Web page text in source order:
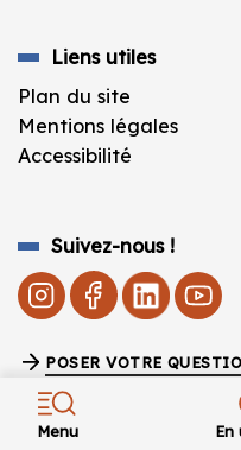
Menu En
Fermeture
17h –
Liens utiles
Plan du site
Mentions légales
Accessibilité
Suivez-nous !
POSER VOTRE